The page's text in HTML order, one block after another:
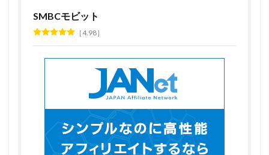
SMBCモビット
4.98